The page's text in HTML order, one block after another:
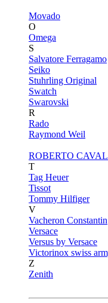
Movado
O
Omega
S
Salvatore Ferragamo
Seiko
Stuhrling Original
Swatch
Swarovski
R
Rado
Raymond Weil
ROBERTO
T
Tag Heuer
Tissot
Tommy Hilfiger
V
Vacheron Constantin
Versace
Versus by Versace
Victorinox swiss
Z
Zenith